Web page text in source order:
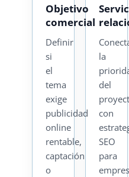
Objetivo
comercial
Definir
si
el
tema
exige
publicidad
online
rentable,
captación
o
la
del
con
SEO
para